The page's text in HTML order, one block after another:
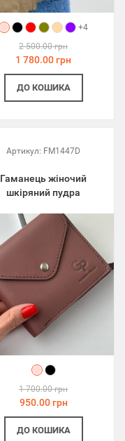
+4
2 500.00 грн
1 780.00 грн
ДО КОШИКА
Артикул: FM1447D
Гаманець жіночий
шкіряний пудра
1 700.00 грн
950.00 грн
ДО КОШИКА